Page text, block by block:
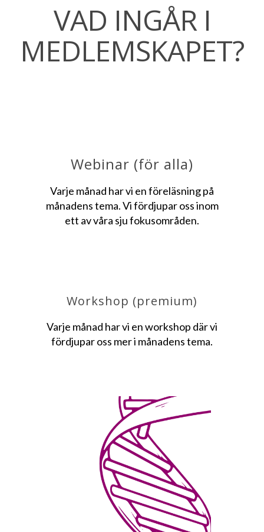
VAD INGÅR I
MEDLEMSKAPET?
Webinar (för alla)
Varje månad har vi en föreläsning på
månadens tema. Vi fördjupar oss inom
ett av våra sju fokusområden.
Workshop (premium)
Varje månad har vi en workshop där vi
fördjupar oss mer i månadens tema.